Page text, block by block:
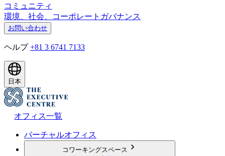
コミュニティ
環境、社会、コーポレートガバナンス
お問い合わせ
ヘルプ +81 3 6741 7133
日本
オフィス一覧
バーチャルオフィス
コワーキングスペース